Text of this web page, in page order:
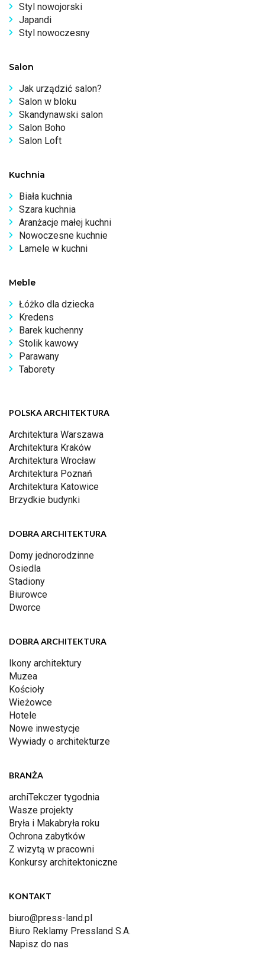
Styl nowojorski
Japandi
Styl nowoczesny
Salon
Jak urządzić salon?
Salon w bloku
Skandynawski salon
Salon Boho
Salon Loft
Kuchnia
Biała kuchnia
Szara kuchnia
Aranżacje małej kuchni
Nowoczesne kuchnie
Lamele w kuchni
Meble
Łóżko dla dziecka
Kredens
Barek kuchenny
Stolik kawowy
Parawany
Taborety
POLSKA ARCHITEKTURA
Architektura Warszawa
Architektura Kraków
Architektura Wrocław
Architektura Poznań
Architektura Katowice
Brzydkie budynki
DOBRA ARCHITEKTURA
Domy jednorodzinne
Osiedla
Stadiony
Biurowce
Dworce
DOBRA ARCHITEKTURA
Ikony architektury
Muzea
Kościoły
Wieżowce
Hotele
Nowe inwestycje
Wywiady o architekturze
BRANŻA
archiTekczer tygodnia
Wasze projekty
Bryła i Makabryła roku
Ochrona zabytków
Z wizytą w pracowni
Konkursy architektoniczne
KONTAKT
biuro@press-land.pl
Biuro Reklamy Pressland S.A.
Napisz do nas